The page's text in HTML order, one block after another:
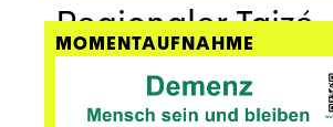
Regionaler Taizé-
Gottesdienst
MOMENTAUFNAHME